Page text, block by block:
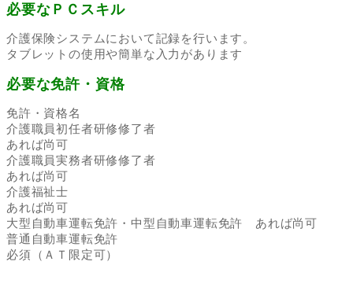
必要なＰＣスキル
介護保険システムにおいて記録を行います。
タブレットの使用や簡単な入力があります
必要な免許・資格
免許・資格名
介護職員初任者研修修了者
あれば尚可
介護職員実務者研修修了者
あれば尚可
介護福祉士
あれば尚可
大型自動車運転免許・中型自動車運転免許 あれば尚可
普通自動車運転免許
必須（ＡＴ限定可）